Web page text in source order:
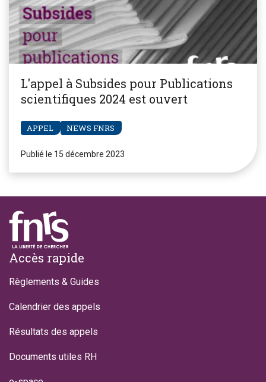
L'appel à Subsides pour Publications
scientifiques 2024 est ouvert
APPEL NEWS FNRS
Publié le 15 décembre 2023
Footer
Accès rapide
Règlements & Guides
Calendrier des appels
Résultats des appels
Documents utiles RH